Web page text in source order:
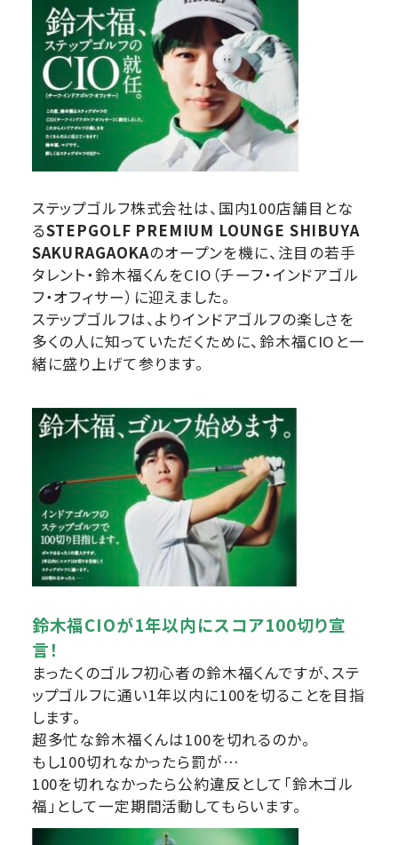
ステップゴルフ株式会社は、国内100店舗⽬とな
るSTEPGOLF PREMIUM LOUNGE SHIBUYA
SAKURAGAOKAのオープンを機に、注⽬の若⼿
タレント・鈴⽊福くんをCIO（チーフ・インドアゴル
フ・オフィサー）に迎えました。
ステップゴルフは、よりインドアゴルフの楽しさを
多くの⼈に知っていただくために、鈴⽊福CIOと⼀
緒に盛り上げて参ります。
鈴⽊福CIOが1年以内にスコア100切り宣
⾔！
まったくのゴルフ初⼼者の鈴⽊福くんですが、ステ
ップゴルフに通い1年以内に100を切ることを⽬指
します。
超多忙な鈴⽊福くんは100を切れるのか。
もし100切れなかったら罰が…
100を切れなかったら公約違反として「鈴⽊ゴル
福」として⼀定期間活動してもらいます。